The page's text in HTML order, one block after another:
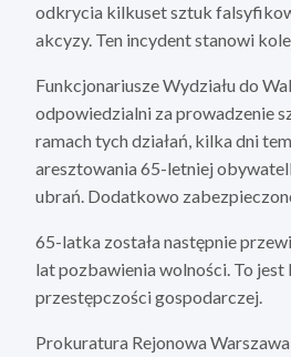
odkrycia kilkuset sztuk
akcyzy. Ten incydent stanowi
Funkcjonariusze Wydziału do
odpowiedzialni za prowadzenie
ramach tych działań, kilka dni
aresztowania 65-letniej
ubrań. Dodatkowo
65-latka została następnie
lat pozbawienia wolności. To
przestępczości gospodarczej.
Prokuratura Rejonowa